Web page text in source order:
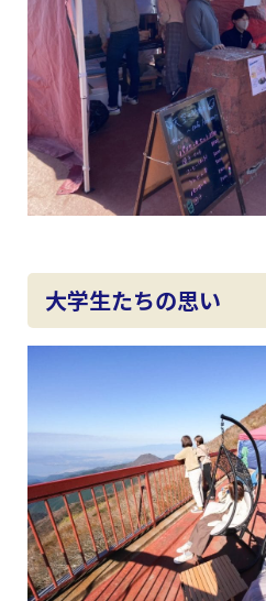
大学生たちの思い